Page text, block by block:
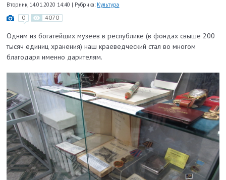
Вторник, 14.01.2020 14:40 | Рубрика: Культура
0 4070
Одним из богатейших музеев в республике (в фондах свыше 200
тысяч единиц хранения) наш краеведческий стал во многом
благодаря именно дарителям.